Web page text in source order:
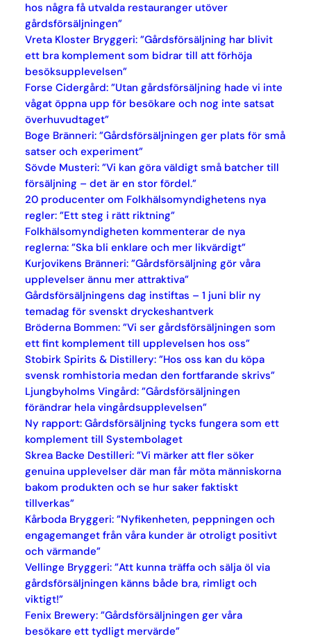
hos några få utvalda restauranger utöver
gårdsförsäljningen”
Vreta Kloster Bryggeri: ”Gårdsförsäljning har blivit
ett bra komplement som bidrar till att förhöja
besöksupplevelsen”
Forse Cidergård: ”Utan gårdsförsäljning hade vi inte
vågat öppna upp för besökare och nog inte satsat
överhuvudtaget”
Boge Bränneri: ”Gårdsförsäljningen ger plats för små
satser och experiment”
Sövde Musteri: ”Vi kan göra väldigt små batcher till
försäljning – det är en stor fördel.”
20 producenter om Folkhälsomyndighetens nya
regler: ”Ett steg i rätt riktning”
Folkhälsomyndigheten kommenterar de nya
reglerna: ”Ska bli enklare och mer likvärdigt”
Kurjovikens Bränneri: ”Gårdsförsäljning gör våra
upplevelser ännu mer attraktiva”
Gårdsförsäljningens dag instiftas – 1 juni blir ny
temadag för svenskt dryckeshantverk
Bröderna Bommen: ”Vi ser gårdsförsäljningen som
ett fint komplement till upplevelsen hos oss”
Stobirk Spirits & Distillery: ”Hos oss kan du köpa
svensk romhistoria medan den fortfarande skrivs”
Ljungbyholms Vingård: ”Gårdsförsäljningen
förändrar hela vingårdsupplevelsen”
Ny rapport: Gårdsförsäljning tycks fungera som ett
komplement till Systembolaget
Skrea Backe Destilleri: ”Vi märker att fler söker
genuina upplevelser där man får möta människorna
bakom produkten och se hur saker faktiskt
tillverkas”
Kårboda Bryggeri: ”Nyfikenheten, peppningen och
engagemanget från våra kunder är otroligt positivt
och värmande”
Vellinge Bryggeri: ”Att kunna träffa och sälja öl via
gårdsförsäljningen känns både bra, rimligt och
viktigt!”
Fenix Brewery: ”Gårdsförsäljningen ger våra
besökare ett tydligt mervärde”